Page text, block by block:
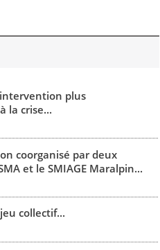
plus
la crise...
coorganisé par deux
et le SMIAGE Maralpin...
collectif...